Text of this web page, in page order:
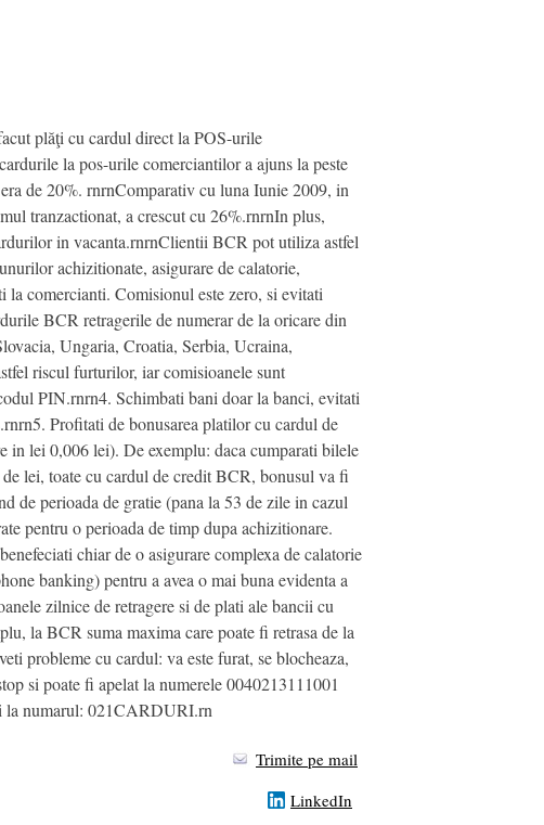
plăţi cu cardul direct la POS-urile
la pos-urile comerciantilor a ajuns la peste
de 20%. rnrnComparativ cu luna Iunie 2009, in
tranzactionat, a crescut cu 26%.rnrnIn plus,
in vacanta.rnrnClientii BCR pot utiliza astfel
achizitionate, asigurare de calatorie,
comercianti. Comisionul este zero, si evitati
BCR retragerile de numerar de la oricare din
Ungaria, Croatia, Serbia, Ucraina,
riscul furturilor, iar comisioanele sunt
PIN.rnrn4. Schimbati bani doar la banci, evitati
Profitati de bonusarea platilor cu cardul de
lei 0,006 lei). De exemplu: daca cumparati bilele
lei, toate cu cardul de credit BCR, bonusul va fi
de perioada de gratie (pana la 53 de zile in cazul
pentru o perioada de timp dupa achizitionare.
chiar de o asigurare complexa de calatorie
banking) pentru a avea o mai buna evidenta a
zilnice de retragere si de plati ale bancii cu
la BCR suma maxima care poate fi retrasa de la
probleme cu cardul: va este furat, se blocheaza,
si poate fi apelat la numerele 0040213111001
la numarul: 021CARDURI.rn
Trimite pe mail
LinkedIn